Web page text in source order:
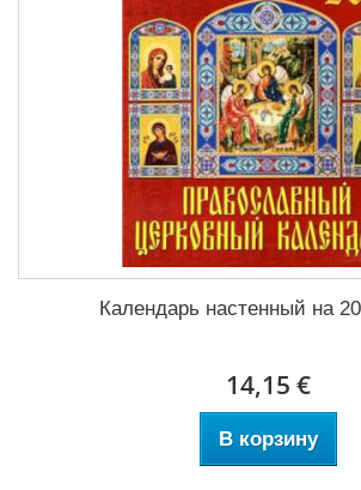
Календарь настенный на
14,15 €
В корзину